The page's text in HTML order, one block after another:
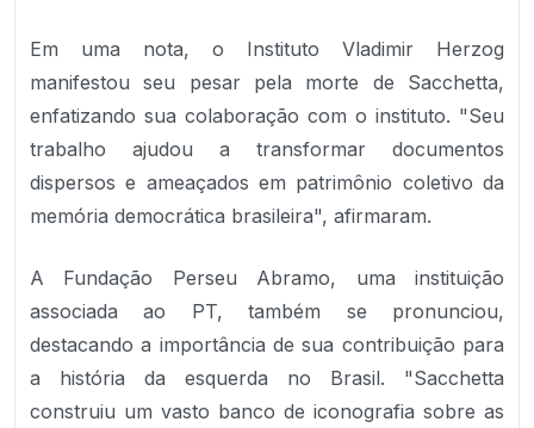
Em uma nota, o Instituto Vladimir Herzog
manifestou seu pesar pela morte de Sacchetta,
enfatizando sua colaboração com o instituto. "Seu
trabalho ajudou a transformar documentos
dispersos e ameaçados em patrimônio coletivo da
memória democrática brasileira", afirmaram.
A Fundação Perseu Abramo, uma instituição
associada ao PT, também se pronunciou,
destacando a importância de sua contribuição para
a história da esquerda no Brasil. "Sacchetta
construiu um vasto banco de iconografia sobre as